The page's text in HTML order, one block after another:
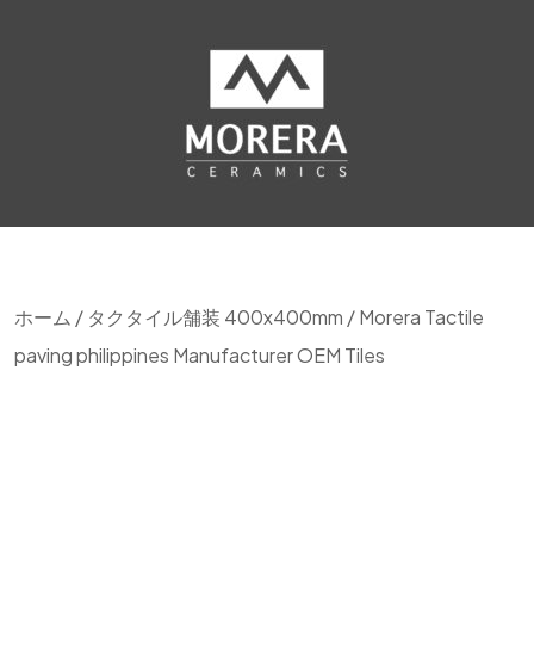
ホーム / タクタイル舗装 400x400mm / Morera Tactile
paving philippines Manufacturer OEM Tiles